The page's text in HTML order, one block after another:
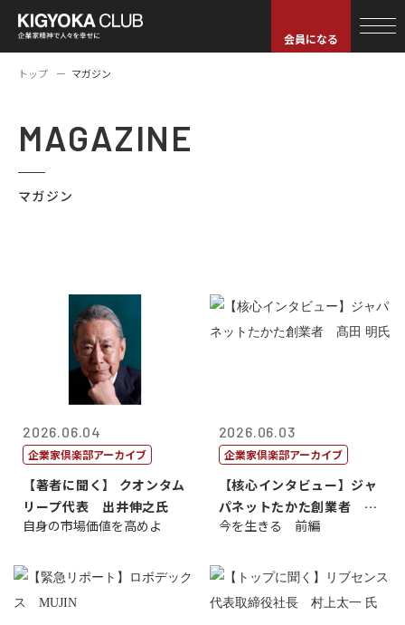
会員になる
トップ マガジン
MAGAZINE
マガジン
2026.06.04
企業家倶楽部アーカイブ
【著者に聞く】 クオンタム
リープ代表 出井伸之氏
自身の市場価値を高めよ
2026.06.03
企業家倶楽部アーカイブ
【核心インタビュー】ジャ
パネットたかた創業者 髙
田 明氏
今を生きる 前編